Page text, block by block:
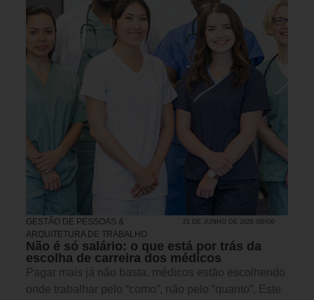
GESTÃO DE PESSOAS &
ARQUITETURA DE TRABALHO
21 DE JUNHO DE 2026 08H00
Não é só salário: o que está por trás da
escolha de carreira dos médicos
Pagar mais já não basta, médicos estão escolhendo
onde trabalhar pelo “como”, não pelo “quanto”. Este